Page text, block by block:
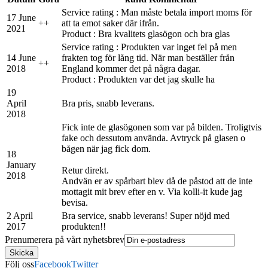
17 June
2021
++
Service rating : Man måste betala import moms för
att ta emot saker där ifrån.
Product : Bra kvalitets glasögon och bra glas
14 June
2018
++
Service rating : Produkten var inget fel på men
frakten tog för lång tid. När man beställer från
England kommer det på några dagar.
Product : Produkten var det jag skulle ha
19
April
2018
Bra pris, snabb leverans.
18
January
2018
Fick inte de glasögonen som var på bilden. Troligtvis
fake och dessutom använda. Avtryck på glasen o
bågen när jag fick dom.
Retur direkt.
Andvän er av spårbart blev då de påstod att de inte
mottagit mit brev efter en v. Via kolli-it kude jag
bevisa.
2 April
2017
Bra service, snabb leverans! Super nöjd med
produkten!!
Prenumerera på vårt nyhetsbrev
Följ ossFacebookTwitter